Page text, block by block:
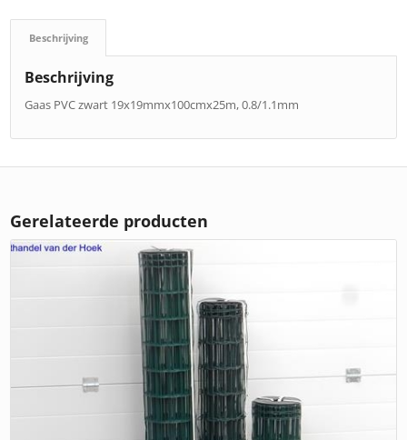
Beschrijving
Beschrijving
Gaas PVC zwart 19x19mmx100cmx25m, 0.8/1.1mm
Gerelateerde producten